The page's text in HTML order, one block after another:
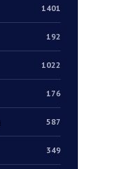
1401
192
1022
176
587
349